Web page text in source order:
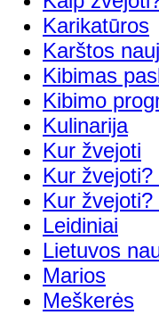
Karikatūros
Karštos
Kibimas
Kibimo
Kulinarija
Kur žvejoti
Kur
Kur
Leidiniai
Lietuvos
Marios
Meškerės